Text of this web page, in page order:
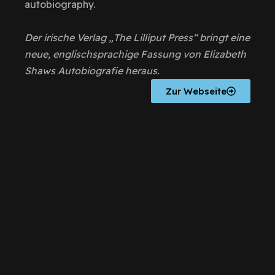
autobiography.
Der irische Verlag „The Lilliput Press“ bringt eine
neue, englischsprachige Fassung von Elizabeth
Shaws Autobiografie heraus.
Zur Webseite